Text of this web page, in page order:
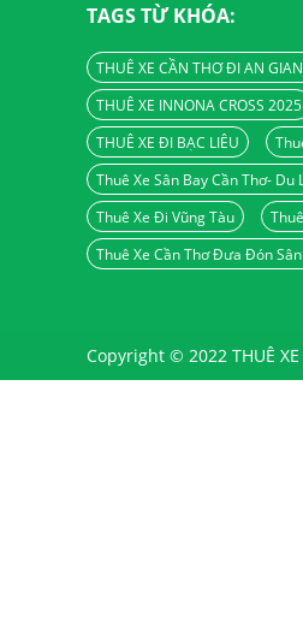
TAGS TỪ KHÓA:
THUÊ XE CẦN THƠ ĐI AN
THUÊ XE INNONA CROSS 2025
THUÊ XE ĐI BẠC LIÊU
Thuê Xe Sân Bay Cần Thơ- Du
Thuê Xe Đi Vũng Tàu
Thuê Xe Cần Thơ Đưa Đón
Copyright © 2022 THUÊ